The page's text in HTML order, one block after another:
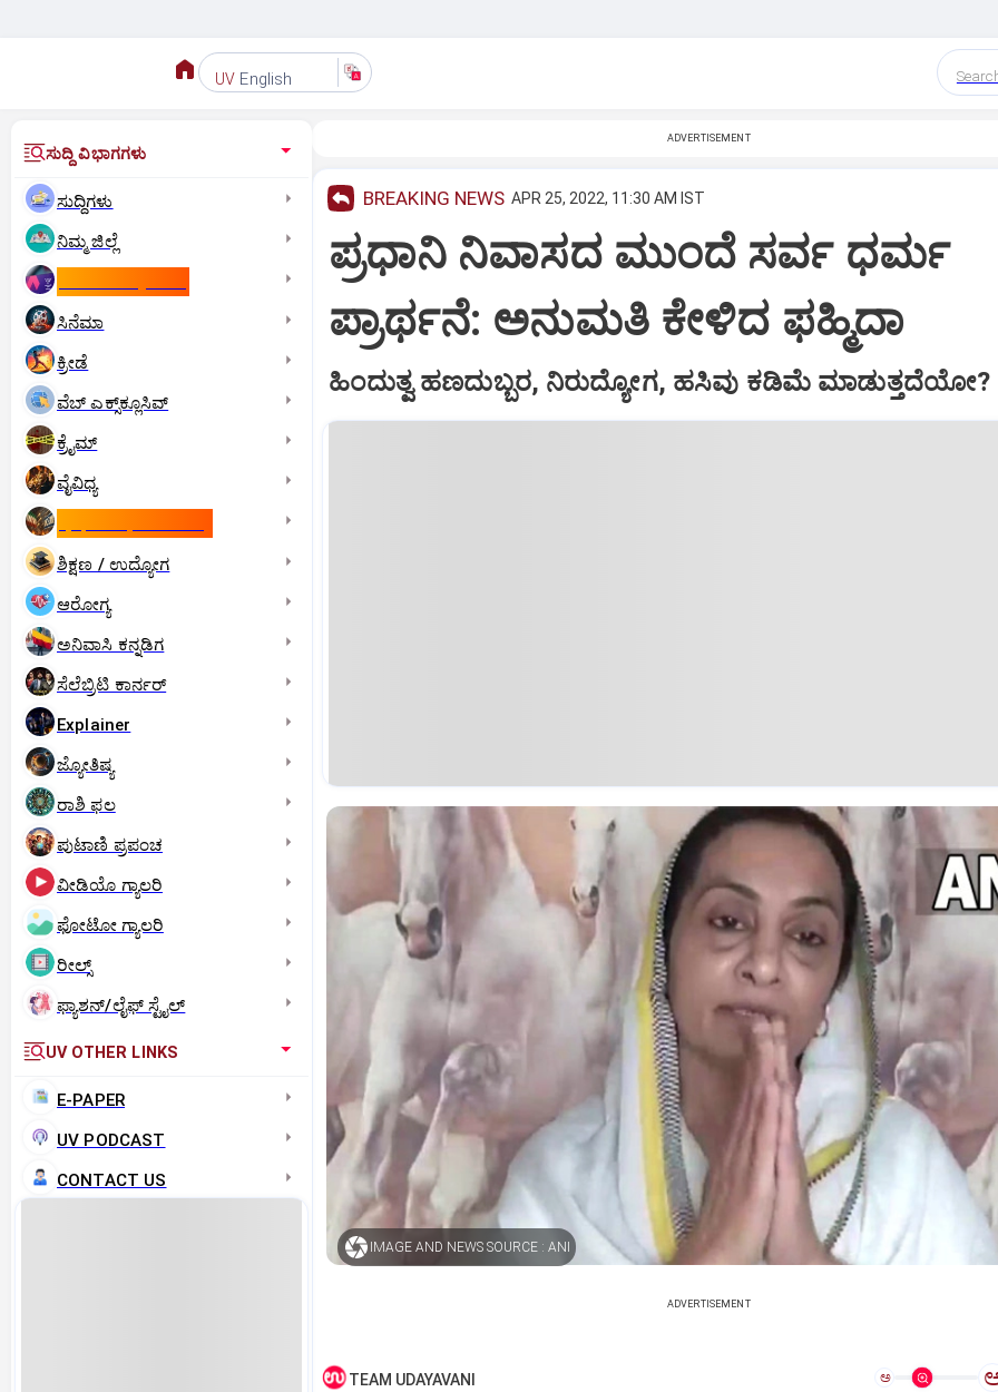
UV English
ಸುದ್ದಿ ವಿಭಾಗಗಳು
ಸುದ್ದಿಗಳು
ನಿಮ್ಮ ಜಿಲ್ಲೆ
ಸಿನೆಮಾ
ಕ್ರೀಡೆ
ವೆಬ್ ಎಕ್ಸ್‌ಕ್ಲೂಸಿವ್
ಕ್ರೈಮ್
ವೈವಿಧ್ಯ
ಶಿಕ್ಷಣ / ಉದ್ಯೋಗ
ಆರೋಗ್ಯ
ಅನಿವಾಸಿ ಕನ್ನಡಿಗ
ಸೆಲೆಬ್ರಿಟಿ ಕಾರ್ನರ್‌
Explainer
ಜ್ಯೋತಿಷ್ಯ
ರಾಶಿ ಫಲ
ಪುಟಾಣಿ ಪ್ರಪಂಚ
ವೀಡಿಯೊ ಗ್ಯಾಲರಿ
ಫೋಟೋ ಗ್ಯಾಲರಿ
ರೀಲ್ಸ್
ಫ್ಯಾಶನ್/ಲೈಫ್‌ ಸ್ಟೈಲ್
UV OTHER LINKS
E-PAPER
UV PODCAST
CONTACT US
ADVERTISEMENT
BREAKING NEWS APR 25, 2022, 11:30 AM IST
ಪ್ರಧಾನಿ ನಿವಾಸದ ಮುಂದೆ ಸರ್ವ ಧರ್ಮ
ಪ್ರಾರ್ಥನೆ: ಅನುಮತಿ ಕೇಳಿದ ಫಹ್ಮಿದಾ
ಹಿಂದುತ್ವ ಹಣದುಬ್ಬರ, ನಿರುದ್ಯೋಗ, ಹಸಿವು ಕಡಿಮೆ ಮಾಡುತ್ತದೆಯೋ?
IMAGE AND NEWS SOURCE : ANI
ADVERTISEMENT
TEAM UDAYAVANI ಅ